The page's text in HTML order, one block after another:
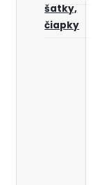
šatky,
čiapky